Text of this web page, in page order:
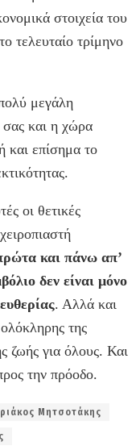
στοιχεία του
τελευταίο τρίμηνο
μεγάλη
και η χώρα
και επίσημα το
οι θετικές
και πάνω απ’
δεν είναι μόνο
. Αλλά και
της
ζωής για όλους. Και
την πρόοδο.
Μητσοτάκης